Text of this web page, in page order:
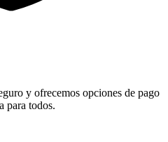
y ofrecemos opciones de pago
para todos.